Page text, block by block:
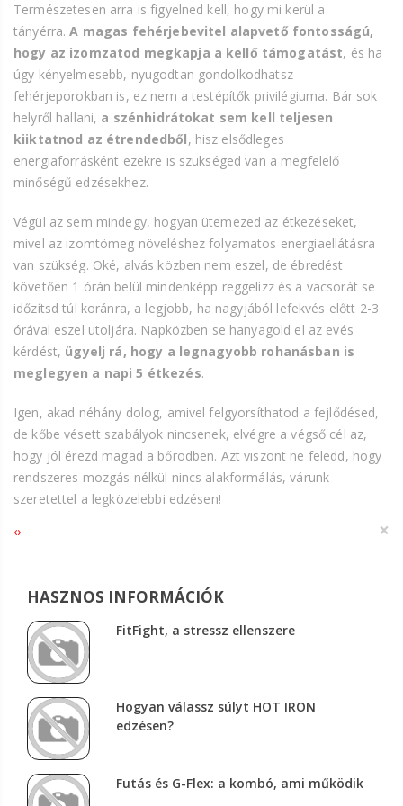
Természetesen arra is figyelned kell, hogy mi kerül a
tányérra.A magas fehérjebevitel alapvető fontosságú,
hogy az izomzatod megkapja a kellő támogatást, és ha
úgy kényelmesebb, nyugodtan gondolkodhatsz
fehérjeporokban is, ez nem a testépítők privilégiuma. Bár sok
helyről hallani, a szénhidrátokat sem kell teljesen
kiiktatnod az étrendedből, hisz elsődleges
energiaforrásként ezekre is szükséged van a megfelelő
minőségű edzésekhez.
Végül az sem mindegy, hogyan ütemezed az étkezéseket,
mivel az izomtömeg növeléshez folyamatos energiaellátásra
van szükség. Oké, alvás közben nem eszel, de ébredést
követően 1 órán belül mindenképp reggelizz és a vacsorát se
időzítsd túl koránra, a legjobb, ha nagyjából lefekvés előtt 2-3
órával eszel utoljára. Napközben se hanyagold el az evés
kérdést, ügyelj rá, hogy a legnagyobb rohanásban is
meglegyen a napi 5 étkezés.
Igen, akad néhány dolog, amivel felgyorsíthatod a fejlődésed,
de kőbe vésett szabályok nincsenek, elvégre a végső cél az,
hogy jól érezd magad a bőrödben. Azt viszont ne feledd, hogy
rendszeres mozgás nélkül nincs alakformálás, várunk
szeretettel a legközelebbi edzésen!
‹› ×
HASZNOS INFORMÁCIÓK
FitFight, a stressz ellenszere
Hogyan válassz súlyt HOT IRON
edzésen?
Futás és G-Flex: a kombó, ami működik